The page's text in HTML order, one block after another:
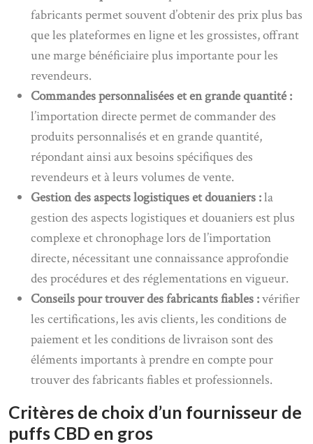
fabricants permet souvent d’obtenir des prix plus bas
que les plateformes en ligne et les grossistes, offrant
une marge bénéficiaire plus importante pour les
revendeurs.
Commandes personnalisées et en grande quantité :
l’importation directe permet de commander des
produits personnalisés et en grande quantité,
répondant ainsi aux besoins spécifiques des
revendeurs et à leurs volumes de vente.
Gestion des aspects logistiques et douaniers :la
gestion des aspects logistiques et douaniers est plus
complexe et chronophage lors de l’importation
directe, nécessitant une connaissance approfondie
des procédures et des réglementations en vigueur.
Conseils pour trouver des fabricants fiables :vérifier
les certifications, les avis clients, les conditions de
paiement et les conditions de livraison sont des
éléments importants à prendre en compte pour
trouver des fabricants fiables et professionnels.
Critères de choix d’un fournisseur de
puffs CBD en gros